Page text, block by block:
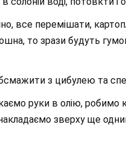
все перемішати,
то зрази будуть
з цибулею та
руки в олію, робимо
зверху ще